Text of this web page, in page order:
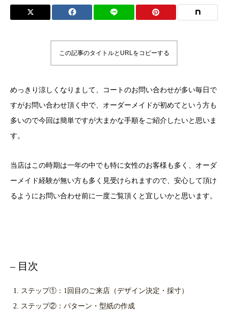
この記事のタイトルとURLをコピーする
めっきり涼しくなりまして、コートのお問い合わせが多い毎日で
すがお問い合わせ頂く中で、オーダーメイドが初めてという方も
多いので今回は簡単ですが大まかな手順をご紹介したいと思いま
す。
当店はこの時期は一年の中でも特に女性のお客様も多く、オーダ
ーメイド経験が無い方も多く見受けられますので、安心して頂け
るようにお問い合わせ前に一度ご覧頂くと宜しいかと思います。
– 目次
ステップ①：1回目のご来店（デザイン決定・採寸）
ステップ②：パターン・型紙の作成